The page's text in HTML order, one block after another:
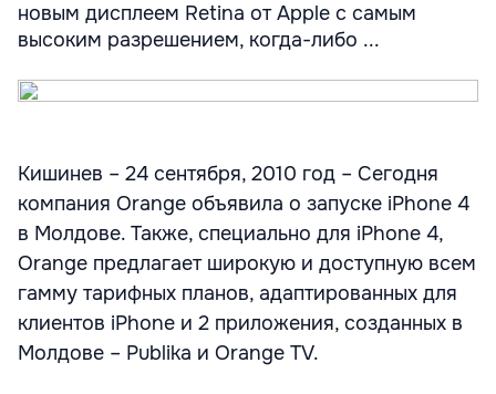
новым дисплеем Retinа от Apple с самым
высоким разрешением, когда-либо ...
Кишинев – 24 сентября, 2010 год – Сегодня
компания Orange объявила о запуске iPhone 4
в Молдове. Также, специально для iPhone 4,
Orange предлагает широкую и доступную всем
гамму тарифных планов, адаптированных для
клиентов iPhone и 2 приложения, созданных в
Молдове – Publika и Orange TV.